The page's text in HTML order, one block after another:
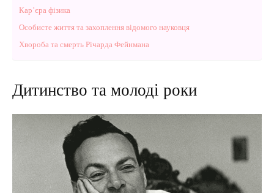
Кар’єра фізика
Особисте життя та захоплення відомого науковця
Хвороба та смерть Річарда Фейнмана
Дитинство та молоді роки